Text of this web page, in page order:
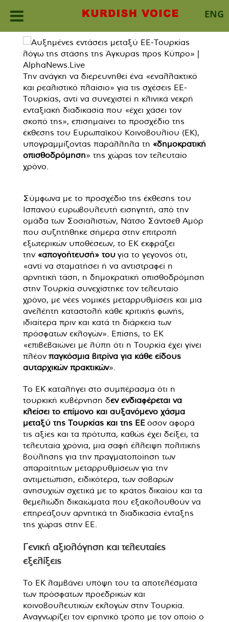
ENG
content
Την ανάγκη να διερευνηθεί ένα «εναλλακτικό
και ρεαλιστικό πλαίσιο» για τις σχέσεις ΕΕ-
Τουρκίας, αντί να συνεχιστεί η κλινικά νεκρή
ενταξιακή διαδικασία που «έχει χάσει τον
σκοπό της», επισημαίνει το προσχέδιο της
έκθεσης του Ευρωπαϊκού Κοινοβουλίου (ΕΚ),
υπογραμμίζοντας παράλληλα τη «δημοκρατική
οπισθοδρόμηση» της χώρας τον τελευταίο
χρόνο.
Σύμφωνα με το προσχέδιο της έκθεσης του
Ισπανού ευρωβουλευτή εισηγητή, από την
ομάδα των Σοσιαλιστών, Νάτσο Σάντσεθ Αμόρ
που συζητήθηκε σήμερα στην επιτροπή
εξωτερικών υποθέσεων, το ΕΚ εκφράζει
την «απογοήτευσή» του για το γεγονός ότι,
«αντί να σταματήσει ή να αντιστραφεί η
αρνητική τάση, η δημοκρατική οπισθοδρόμηση
στην Τουρκία συνεχίστηκε τον τελευταίο
χρόνο, με νέες νομικές μεταρρυθμίσεις και μια
ανελέητη καταστολή κάθε κριτικής φωνής,
ιδιαίτερα πριν και κατά τη διάρκεια των
πρόσφατων εκλογών». Επίσης, το ΕΚ
«επιβεβαιώνει με λύπη ότι η Τουρκία έχει γίνει
πλέον παγκόσμια βιτρίνα για κάθε είδους
αυταρχικών πρακτικών».
Το ΕΚ καταλήγει στο συμπέρασμα ότι η
τουρκική κυβέρνηση δεν ενδιαφέρεται να
κλείσει το επίμονο και αυξανόμενο χάσμα
μεταξύ της Τουρκίας και της ΕΕ όσον αφορά
τις αξίες και τα πρότυπα, καθώς έχει δείξει, τα
τελευταία χρόνια, μια σαφή έλλειψη πολιτικής
βούλησης για την πραγματοποίηση των
απαραίτητων μεταρρυθμίσεων για την
αντιμετώπιση, ειδικότερα, των σοβαρών
ανησυχιών σχετικά με το κράτος δικαίου και τα
θεμελιώδη δικαιώματα που εξακολουθούν να
επηρεάζουν αρνητικά τη διαδικασία ένταξης
της χώρας στην ΕΕ.
Γενική αξιολόγηση και τελευταίες
εξελίξεις
Το ΕΚ λαμβάνει υπόψη του τα αποτελέσματα
των πρόσφατων προεδρικών και
κοινοβουλευτικών εκλογών στην Τουρκία.
Αναγνωρίζει τον ειρηνικό τρόπο με τον οποίο ο